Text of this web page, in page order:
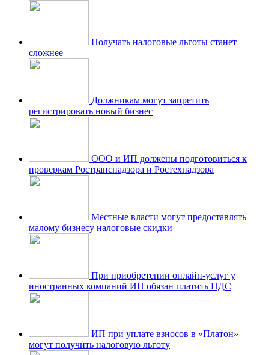
Получать налоговые льготы станет
сложнее
Должникам могут запретить
регистрировать новый бизнес
ООО и ИП должены подготовиться к
проверкам Ространснадзора и Ростехнадзора
Местные власти могут предоставлять
малому бизнесу налоговые скидки
При приобретении онлайн-услуг у
иностранных компаний ИП обязан платить НДС
ИП при уплате взносов в «Платон»
могут получить налоговую льготу